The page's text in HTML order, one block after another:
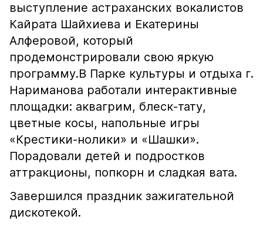
выступление астраханских вокалистов
Кайрата Шайхиева и Екатерины
Алферовой, который
продемонстрировали свою яркую
программу.В Парке культуры и отдыха г.
Нариманова работали интерактивные
площадки: аквагрим, блеск-тату,
цветные косы, напольные игры
«Крестики-нолики» и «Шашки».
Порадовали детей и подростков
аттракционы, попкорн и сладкая вата.
Завершился праздник зажигательной
дискотекой.